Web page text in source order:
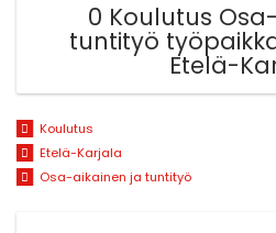
0 Koulutus
tuntityö
Etelä-
Koulutus
Etelä-Karjala
Osa-aikainen ja tuntityö